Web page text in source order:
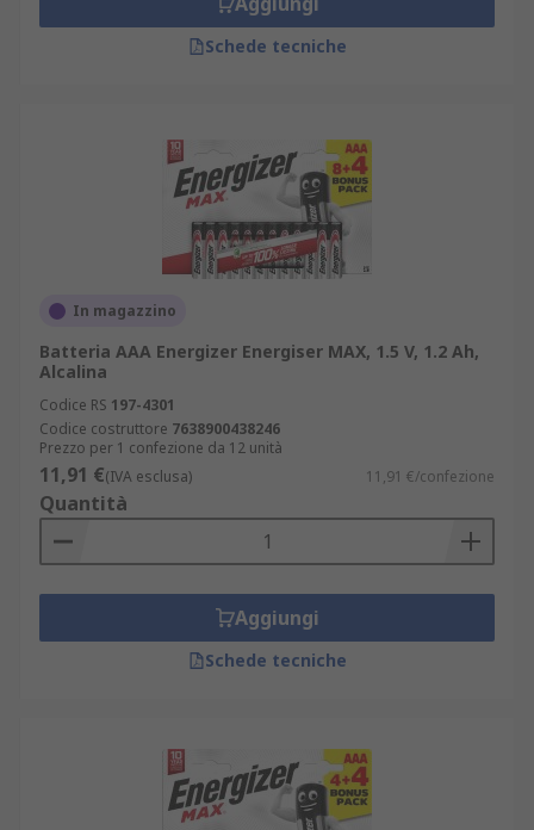
Schede tecniche
In magazzino
Batteria AAA Energizer Energiser MAX, 1.5 V, 1.2 Ah,
Alcalina
Codice RS 197-4301
Codice costruttore 7638900438246
Prezzo per 1 confezione da 12 unità
11,91 €(IVA esclusa) 11,91 €/confezione
Quantità
Aggiungi
Schede tecniche